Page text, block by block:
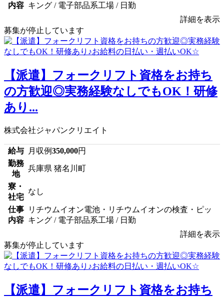
内容 キング / 電子部品系工場 / 日勤
詳細を表示
募集が停止しています
【派遣】フォークリフト資格をお持ち
の方歓迎◎実務経験なしでもOK！研修
あり...
株式会社ジャパンクリエイト
給与 月収例350,000円
勤務
地
兵庫県 猪名川町
寮・
社宅
なし
仕事
内容
リチウムイオン電池・リチウムイオンの検査・ピッ
キング / 電子部品系工場 / 日勤
詳細を表示
募集が停止しています
【派遣】フォークリフト資格をお持ち